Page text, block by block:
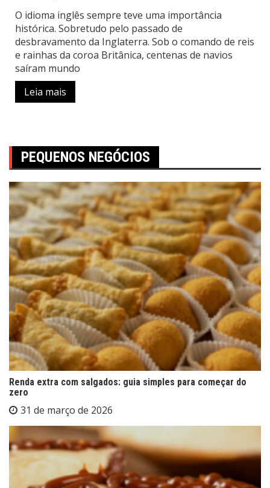
O idioma inglês sempre teve uma importância
histórica. Sobretudo pelo passado de
desbravamento da Inglaterra. Sob o comando de reis
e rainhas da coroa Britânica, centenas de navios
saíram mundo
Leia mais
PEQUENOS NEGÓCIOS
Renda extra com salgados: guia simples para começar do
zero
31 de março de 2026